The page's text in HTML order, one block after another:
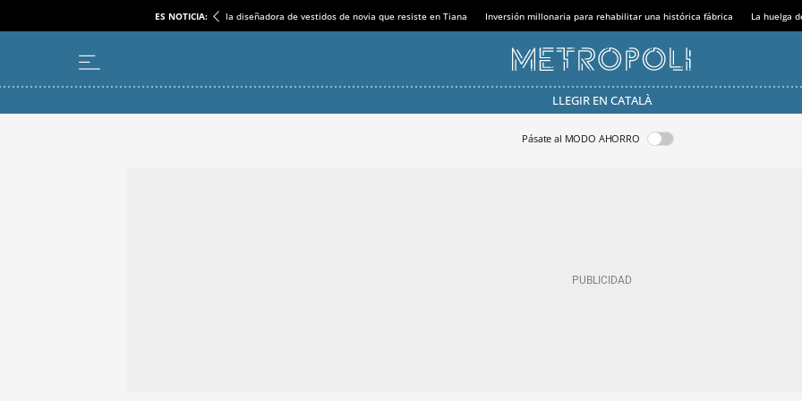
ES NOTICIA: la diseñadora de vestidos de novia que resiste en Tiana Inversión millonaria para rehabilitar una histórica fábrica La huelga
LLEGIR EN CATALÀ
Pásate al MODO AHORRO